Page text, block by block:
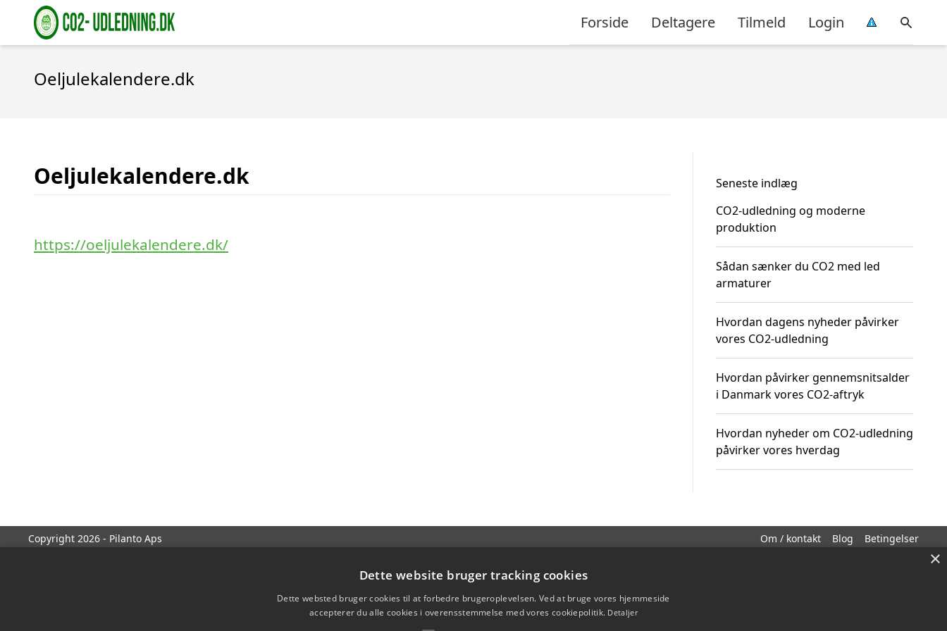
Forside Deltagere Tilmeld Login
Oeljulekalendere.dk
Oeljulekalendere.dk
https://oeljulekalendere.dk/
Seneste indlæg
CO2-udledning og moderne
produktion
Sådan sænker du CO2 med led
armaturer
Hvordan dagens nyheder påvirker
vores CO2-udledning
Hvordan påvirker gennemsnitsalder
i Danmark vores CO2-aftryk
Hvordan nyheder om CO2-udledning
påvirker vores hverdag
Copyright 2026 - Pilanto Aps Om / kontakt Blog Betingelser
×
Dette website bruger tracking cookies
Dette websted bruger cookies til at forbedre brugeroplevelsen. Ved at bruge vores hjemmeside
accepterer du alle cookies i overensstemmelse med vores cookiepolitik. Detaljer